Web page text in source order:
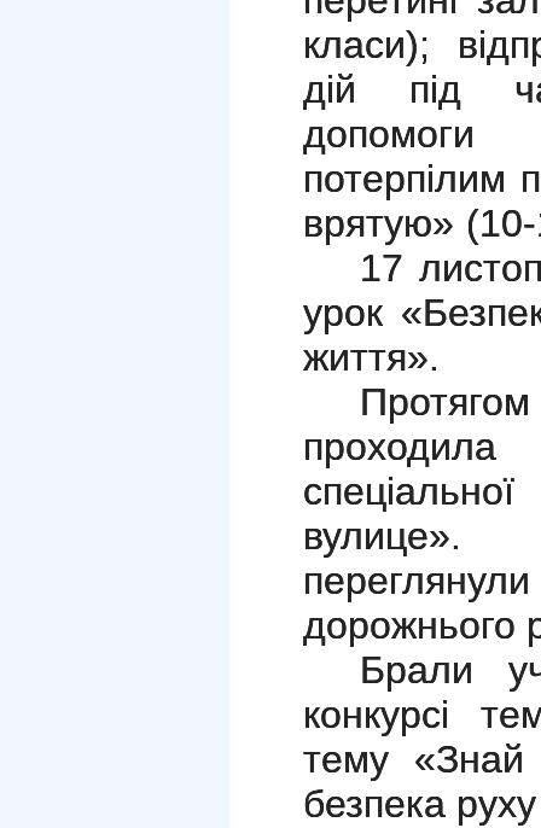
класи);
дій під
потерпілим
врятую»
17
урок
життя».
дорожнього
Брали
конкурсі
тему «Знай
безпека